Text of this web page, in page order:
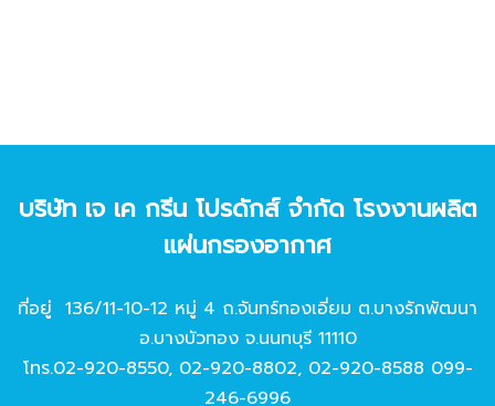
บริษัท เจ เค กรีน โปรดักส์ จํากัด โรงงานผลิต
แผ่นกรองอากาศ
ที่อยู่ 136/11-10-12 หมู่ 4 ถ.จันทร์ทองเอี่ยม ต.บางรักพัฒนา
อ.บางบัวทอง จ.นนทบุรี 11110
โทร.02-920-8550, 02-920-8802, 02-920-8588 099-
246-6996